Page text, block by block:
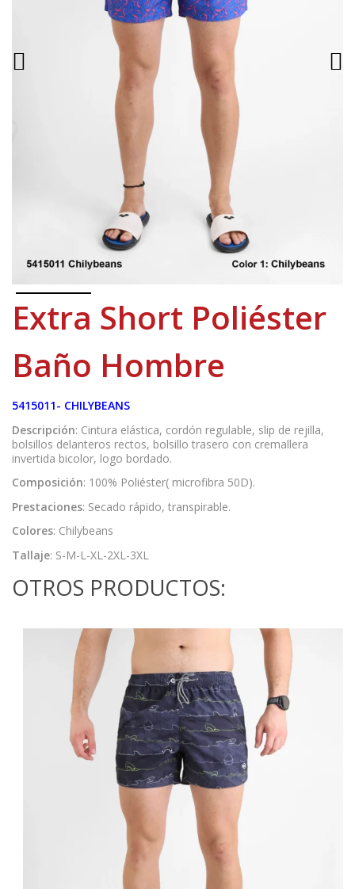
Extra Short Poliéster
Baño Hombre
5415011- CHILYBEANS
Descripción: Cintura elástica, cordón regulable, slip de rejilla,
bolsillos delanteros rectos, bolsillo trasero con cremallera
invertida bicolor, logo bordado.
Composición: 100% Poliéster( microfibra 50D).
Prestaciones: Secado rápido, transpirable.
Colores: Chilybeans
Tallaje: S-M-L-XL-2XL-3XL
OTROS PRODUCTOS: